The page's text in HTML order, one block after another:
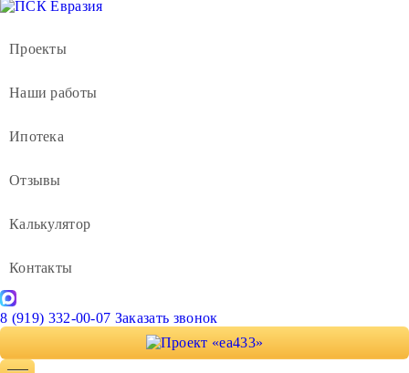
Проекты
Наши работы
Ипотека
Отзывы
Калькулятор
Контакты
8 (919) 332-00-07 Заказать звонок